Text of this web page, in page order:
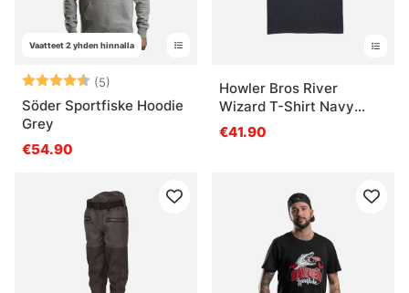
Vaatteet 2 yhden hinnalla
Arvio: (5)
4.8 5:sta tähdestä
Söder Sportfiske Hoodie
Grey
€54.90
Howler Bros River
Wizard T-Shirt Navy
Heather
€41.90